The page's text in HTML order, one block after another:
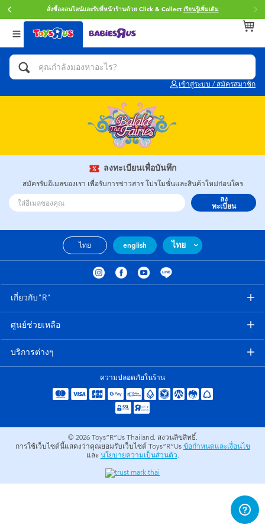
สั่งซื้อออนไลน์และรับที่หน้าร้านด้วย Click & Collect เรียนรู้เพิ่มเติม
เข้าสู่ระบบ / สมัครสมาชิก
กลับ
หมวดหมู่
แอคชั่นฟิกเกอร์ และการสวมบทบาทเป็นฮีโร่
จักรยาน สกู๊ตเตอร์ และรถขาไถ
ตัวต่อและ LEGO
รถของเล่น, รถบรรทุกของเล่น, รถไฟของเล่น
และรีโมทบังคับ
กิจกรรมและงานคราฟท์
ตุ๊กตาและของสะสม
อุปกรณ์อิเล็คทรอนิกส์
เกมและพัซเซิล
ของเล่นเพื่อการเรียนรู้
กิจกรรมกลางแจ้งและกีฬา
อุปกรณ์แต่งตัวและการสวมบทบาท
กลับ
แบรนด์
Toy Story ทอย สตอรี่
Super Mario ซูเปอร์ มาริโอ้
Blokees บล็อคคีส์
Zuru ซูรู
playpop
Barbie บาร์บี้
Hot Wheels ฮ็อตวีลส์
กลับ
Age
0~2 ปี
12~14 ปี
14+ ปี
ลงทะเบียนเพื่อบันทึก
สมัครรับอีเมลของเรา เพื่อรับการข่าวสาร โปรโมชั่นและสินค้าใหม่ก่อนใคร
ลง
ทะเบียน
ไทย english ไทย
เกี่ยวกับ"R"
ศูนย์ช่วยเหลือ
บริการต่างๆ
ความปลอดภัยในร้าน
© 2026 Toys”R”Us Thailand. สงวนลิขสิทธิ์.
การใช้เว็บไซต์นี้แสดงว่าคุณยอมรับเว็บไซต์ Toys”R”Us ข้อกำหนดและเงื่อนไข
และ นโยบายความเป็นส่วนตัว.